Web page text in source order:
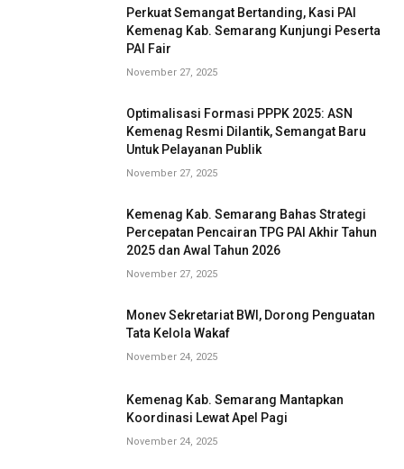
Perkuat Semangat Bertanding, Kasi PAI
Kemenag Kab. Semarang Kunjungi Peserta
PAI Fair
November 27, 2025
Optimalisasi Formasi PPPK 2025: ASN
Kemenag Resmi Dilantik, Semangat Baru
Untuk Pelayanan Publik
November 27, 2025
Kemenag Kab. Semarang Bahas Strategi
Percepatan Pencairan TPG PAI Akhir Tahun
2025 dan Awal Tahun 2026
November 27, 2025
Monev Sekretariat BWI, Dorong Penguatan
Tata Kelola Wakaf
November 24, 2025
Kemenag Kab. Semarang Mantapkan
Koordinasi Lewat Apel Pagi
November 24, 2025